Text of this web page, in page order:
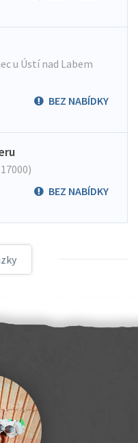
u Ústí nad Labem
BEZ NABÍDKY
BEZ NABÍDKY